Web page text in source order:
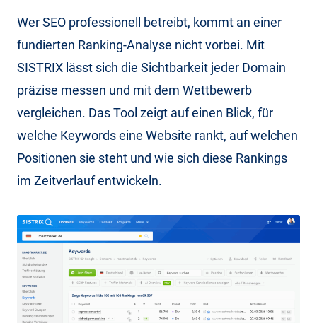
Wer SEO professionell betreibt, kommt an einer
fundierten Ranking-Analyse nicht vorbei. Mit
SISTRIX lässt sich die Sichtbarkeit jeder Domain
präzise messen und mit dem Wettbewerb
vergleichen. Das Tool zeigt auf einen Blick, für
welche Keywords eine Website rankt, auf welchen
Positionen sie steht und wie sich diese Rankings
im Zeitverlauf entwickeln.